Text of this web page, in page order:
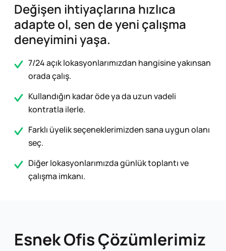
Değişen ihtiyaçlarına hızlıca
adapte ol, sen de yeni çalışma
deneyimini yaşa.
7/24 açık lokasyonlarımızdan hangisine yakınsan
orada çalış.
Kullandığın kadar öde ya da uzun vadeli
kontratla ilerle.
Farklı üyelik seçeneklerimizden sana uygun olanı
seç.
Diğer lokasyonlarımızda günlük toplantı ve
çalışma imkanı.
Esnek Ofis Çözümlerimiz